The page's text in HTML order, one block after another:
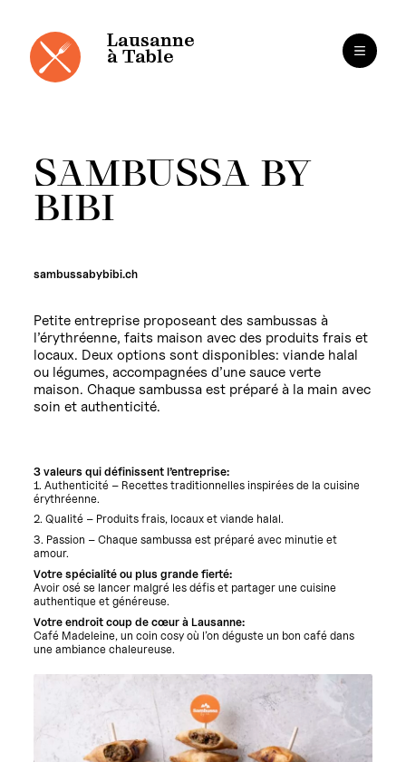
contenu
Lausanne
à Table
SAMBUSSA BY
BIBI
sambussabybibi.ch
Petite entreprise proposeant des sambussas à
l’érythréenne, faits maison avec des produits frais et
locaux. Deux options sont disponibles: viande halal
ou légumes, accompagnées d’une sauce verte
maison. Chaque sambussa est préparé à la main avec
soin et authenticité.
3 valeurs qui définissent l’entreprise:
1. Authenticité – Recettes traditionnelles inspirées de la cuisine
érythréenne.
2. Qualité – Produits frais, locaux et viande halal.
3. Passion – Chaque sambussa est préparé avec minutie et
amour.
Votre spécialité ou plus grande fierté:
Avoir osé se lancer malgré les défis et partager une cuisine
authentique et généreuse.
Votre endroit coup de cœur à Lausanne:
Café Madeleine, un coin cosy où l’on déguste un bon café dans
une ambiance chaleureuse.